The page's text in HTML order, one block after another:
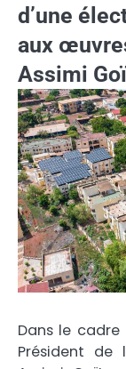
d’une
aux
Assimi
Dans le
Président de